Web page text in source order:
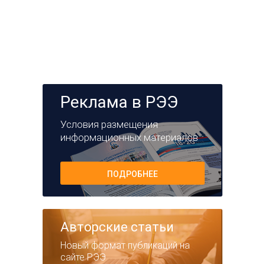
Реклама в РЭЭ
Условия размещения
информационных материалов
ПОДРОБНЕЕ
Авторские статьи
Новый формат публикаций на
сайте РЭЭ